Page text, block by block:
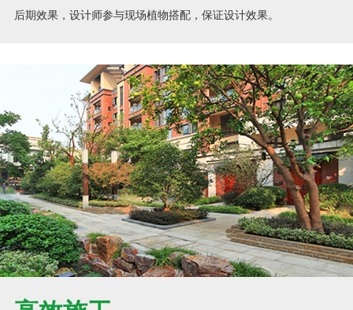
后期效果，设计师参与现场植物搭配，保证设计效果。